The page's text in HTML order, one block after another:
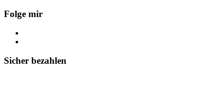
Folge mir
Sicher bezahlen